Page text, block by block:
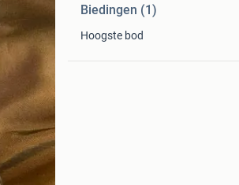
Biedingen (1)
Hoogste bod